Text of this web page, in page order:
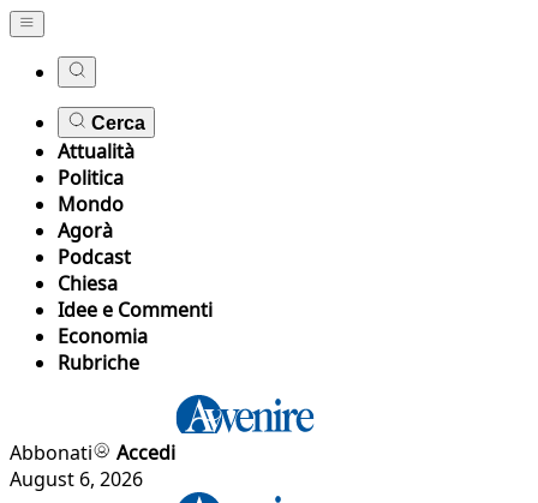
Cerca
Attualità
Politica
Mondo
Agorà
Podcast
Chiesa
Idee e Commenti
Economia
Rubriche
Abbonati
Accedi
August 6, 2026